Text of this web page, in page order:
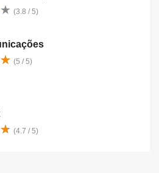
★
★ (3.8 / 5)
★
★ (5 / 5)
★
★ (4.7 / 5)